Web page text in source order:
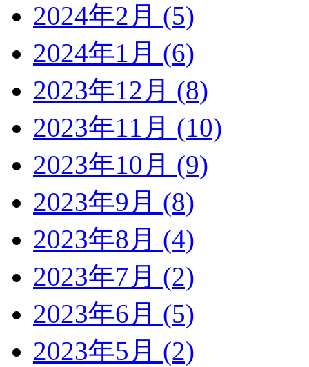
2024年2月 (5)
2024年1月 (6)
2023年12月 (8)
2023年11月 (10)
2023年10月 (9)
2023年9月 (8)
2023年8月 (4)
2023年7月 (2)
2023年6月 (5)
2023年5月 (2)